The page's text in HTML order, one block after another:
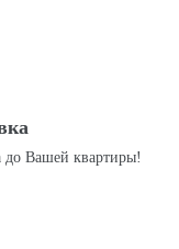
до Вашей квартиры!